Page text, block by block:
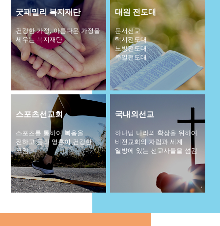
소식과 나눔
교회주보
교회 앨범
행사 사진
입성식 사진
새가족 사진
교우 가정 심방
행정양식
굿패밀리 복지재단
건강한 가정, 아름다운 가정을
세우는 복지재단
대원 전도대
문서선교
택시전도대
노방전도대
주일전도대
스포츠선교회
스포츠를 통하여 복음을
전하고 몸과 영혼이 건강한
모임
국내외선교
하나님 나라의 확장을 위하여
비전교회의 자립과 세계
열방에 있는 선교사들을 섬김